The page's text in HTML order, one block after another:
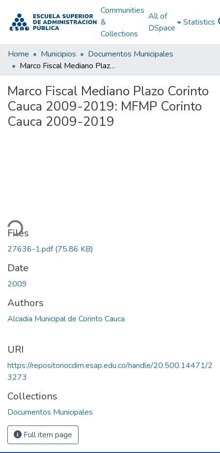
Communities
&
Collections
All of
DSpace
Statistics
Home Municipios
Documentos Municipales
Marco Fiscal Mediano Plazo Corinto Cauca 2009-2019: MFMP Corinto Cauca 2009-2019
Marco Fiscal Mediano Plazo Corinto
Cauca 2009-2019: MFMP Corinto
Cauca 2009-2019
Files
27636-1.pdf(75.86 KB)
Date
2009
Authors
Alcadia Municipal de Corinto Cauca
URI
https://repositoriocdim.esap.edu.co/handle/20.500.14471/2
3273
Collections
Documentos Municipales
Full item page